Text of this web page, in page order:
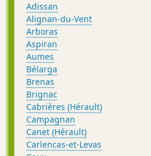
Adissan
Alignan-du-Vent
Arboras
Aspiran
Aumes
Bélarga
Brenas
Brignac
Cabrières (Hérault)
Campagnan
Canet (Hérault)
Carlencas-et-Levas